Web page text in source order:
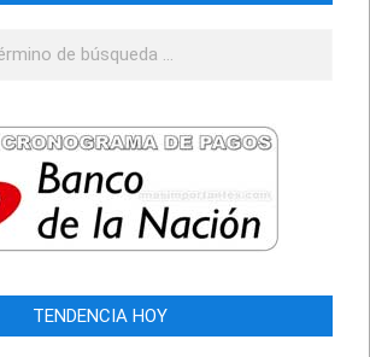
TENDENCIA HOY